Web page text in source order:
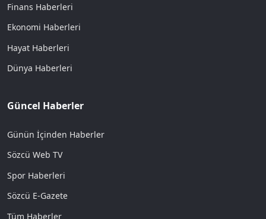
Finans Haberleri
Ekonomi Haberleri
Hayat Haberleri
Dünya Haberleri
Güncel Haberler
Günün İçinden Haberler
Sözcü Web TV
Spor Haberleri
Sözcü E-Gazete
Tüm Haberler